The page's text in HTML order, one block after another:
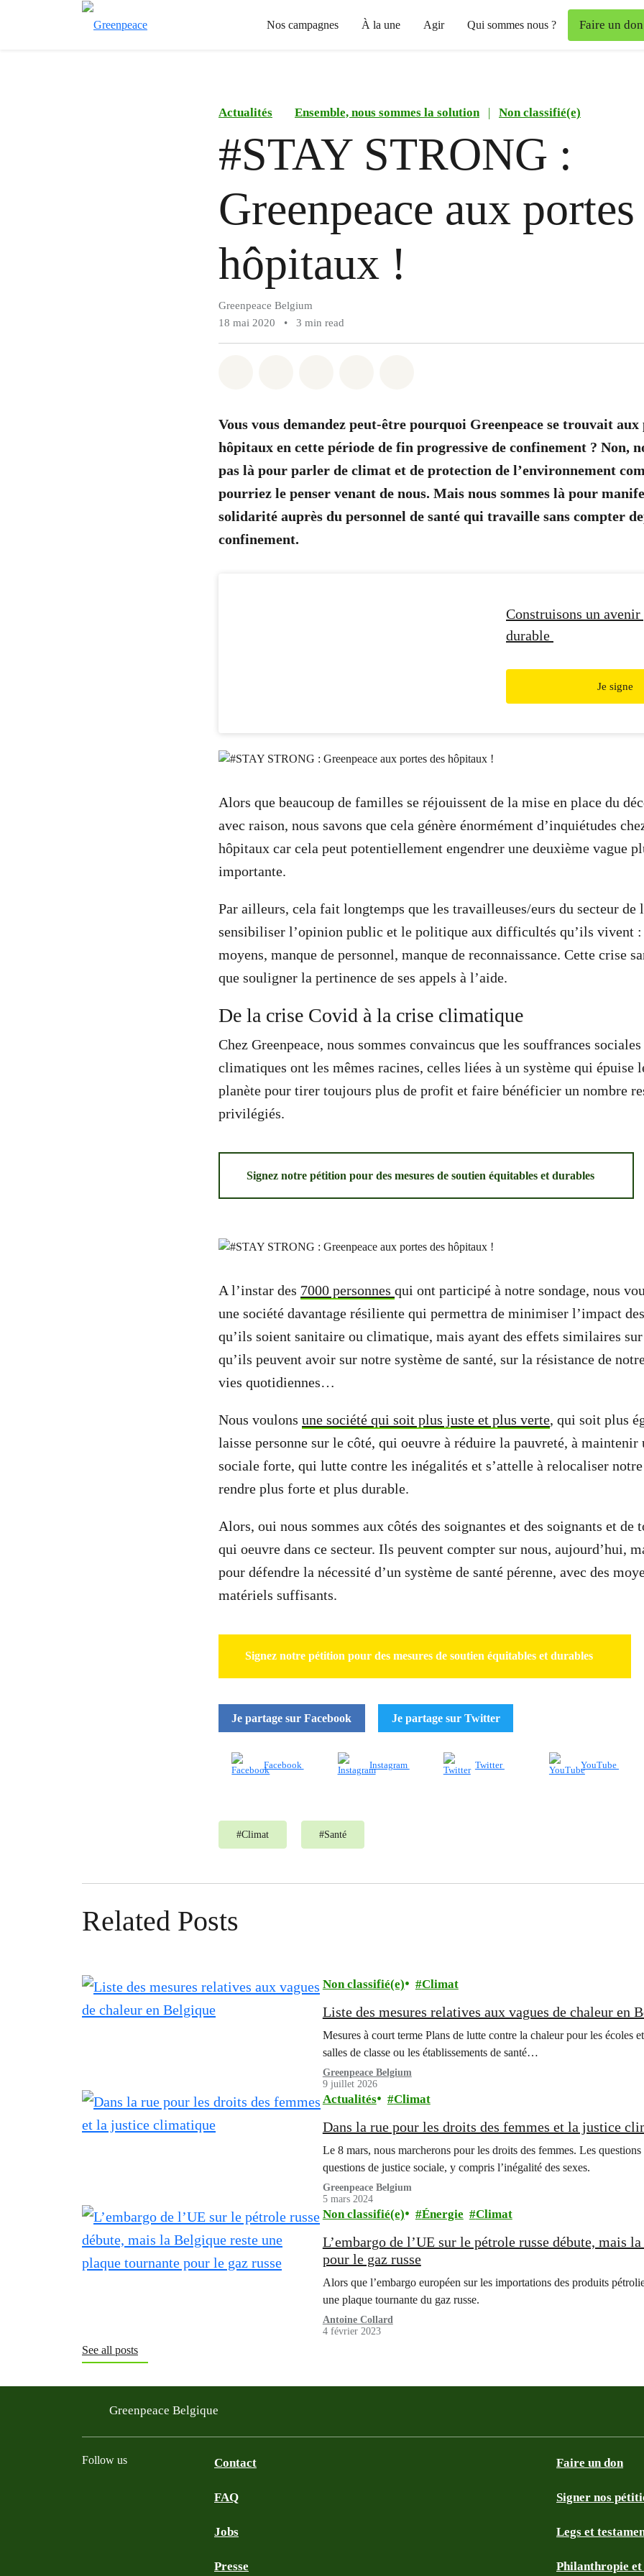
Nos campagnes À la une Agir Qui sommes nous ? Faire un don
Actualités Ensemble, nous sommes la solution | Non classifié(e)
#STAY STRONG :
Greenpeace aux portes
hôpitaux !
Greenpeace Belgium
18 mai 2020
• 3 min read
Vous vous demandez peut-être pourquoi Greenpeace se trouvait aux
hôpitaux en cette période de fin progressive de confinement ? Non,
pas là pour parler de climat et de protection de l’environnement
pourriez le penser venant de nous. Mais nous sommes là pour
solidarité auprès du personnel de santé qui travaille sans compter
confinement.
Construisons un
durable
Je signe
Alors que beaucoup de familles se réjouissent de la mise en place du
avec raison, nous savons que cela génère énormément d’inquiétudes
hôpitaux car cela peut potentiellement engendrer une deuxième vague
importante.
Par ailleurs, cela fait longtemps que les travailleuses/eurs du secteur de
sensibiliser l’opinion public et le politique aux difficultés qu’ils vivent :
moyens, manque de personnel, manque de reconnaissance. Cette crise
que souligner la pertinence de ses appels à l’aide.
De la crise Covid à la crise climatique
Chez Greenpeace, nous sommes convaincus que les souffrances
climatiques ont les mêmes racines, celles liées à un système qui épuise
planète pour tirer toujours plus de profit et faire bénéficier un nombre
privilégiés.
Signez notre pétition pour des mesures de soutien équitables et durables
A l’instar des 7000 personnes qui ont participé à notre sondage, nous
une société davantage résiliente qui permettra de minimiser l’impact
qu’ils soient sanitaire ou climatique, mais ayant des effets similaires sur
qu’ils peuvent avoir sur notre système de santé, sur la résistance de
vies quotidiennes…
Nous voulons une société qui soit plus juste et plus verte, qui soit plus
laisse personne sur le côté, qui oeuvre à réduire la pauvreté, à maintenir
sociale forte, qui lutte contre les inégalités et s’attelle à relocaliser
rendre plus forte et plus durable.
Alors, oui nous sommes aux côtés des soignantes et des soignants et de
qui oeuvre dans ce secteur. Ils peuvent compter sur nous, aujourd’hui,
pour défendre la nécessité d’un système de santé pérenne, avec des
matériels suffisants.
Signez notre pétition pour des mesures de soutien équitables et durables
Je partage sur Facebook Je partage sur Twitter
Facebook Instagram Twitter YouTube
#Climat #Santé
Related Posts
Non classifié(e) Climat
Liste des mesures relatives aux vagues de chaleur en
Mesures à court terme Plans de lutte contre la chaleur pour les écoles
salles de classe ou les établissements de santé…
Greenpeace Belgium
9 juillet 2026
Actualités Climat
Dans la rue pour les droits des femmes et la justice
Le 8 mars, nous marcherons pour les droits des femmes. Les
questions de justice sociale, y compris l’inégalité des sexes.
Greenpeace Belgium
5 mars 2024
Non classifié(e) Énergie Climat
L’embargo de l’UE sur le pétrole russe débute, mais
pour le gaz russe
Alors que l’embargo européen sur les importations des produits
une plaque tournante du gaz russe.
Antoine Collard
4 février 2023
See all posts
Greenpeace Belgique
Follow us Contact
FAQ
Jobs
Presse
Faire un don
Signer nos
Legs et
Philanthropie et